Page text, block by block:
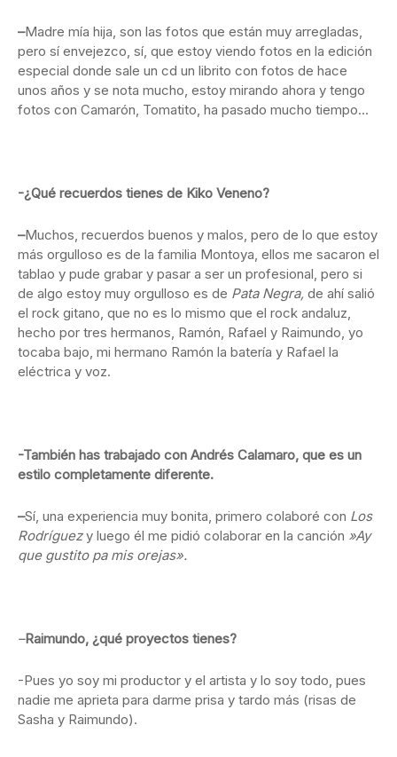
–Madre mía hija, son las fotos que están muy arregladas,
pero sí envejezco, sí, que estoy viendo fotos en la edición
especial donde sale un cd un librito con fotos de hace
unos años y se nota mucho, estoy mirando ahora y tengo
fotos con Camarón, Tomatito, ha pasado mucho tiempo…
-¿Qué recuerdos tienes de Kiko Veneno?
–Muchos, recuerdos buenos y malos, pero de lo que estoy
más orgulloso es de la familia Montoya, ellos me sacaron el
tablao y pude grabar y pasar a ser un profesional, pero si
de algo estoy muy orgulloso es de Pata Negra, de ahí salió
el rock gitano, que no es lo mismo que el rock andaluz,
hecho por tres hermanos, Ramón, Rafael y Raimundo, yo
tocaba bajo, mi hermano Ramón la batería y Rafael la
eléctrica y voz.
-También has trabajado con Andrés Calamaro, que es un
estilo completamente diferente.
–Sí, una experiencia muy bonita, primero colaboré con Los
Rodríguezy luego él me pidió colaborar en la canción »Ay
que gustito pa mis orejas».
–Raimundo, ¿qué proyectos tienes?
-Pues yo soy mi productor y el artista y lo soy todo, pues
nadie me aprieta para darme prisa y tardo más (risas de
Sasha y Raimundo).